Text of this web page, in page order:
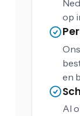
op
en
Al